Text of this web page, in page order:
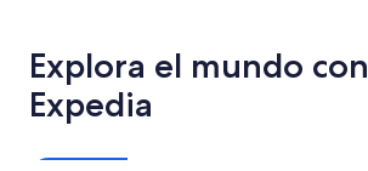
Explora el mundo con
Expedia